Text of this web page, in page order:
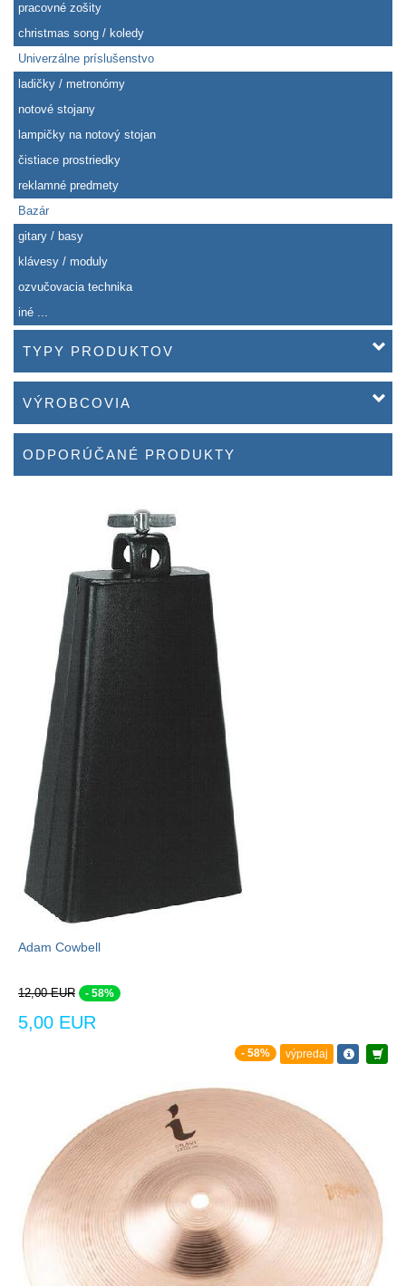
pracovné zošity
christmas song / koledy
Univerzálne príslušenstvo
ladičky / metronómy
notové stojany
lampičky na notový stojan
čistiace prostriedky
reklamné predmety
Bazár
gitary / basy
klávesy / moduly
ozvučovacia technika
iné ...
TYPY PRODUKTOV
VÝROBCOVIA
ODPORÚČANÉ PRODUKTY
Adam Cowbell
12,00 EUR - 58%
5,00 EUR
- 58% výpredaj